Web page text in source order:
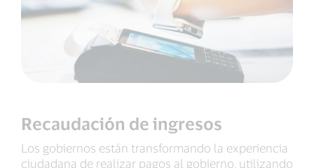
Recaudación de ingresos
Los gobiernos están transformando la experiencia
ciudadana de realizar pagos al gobierno, utilizando